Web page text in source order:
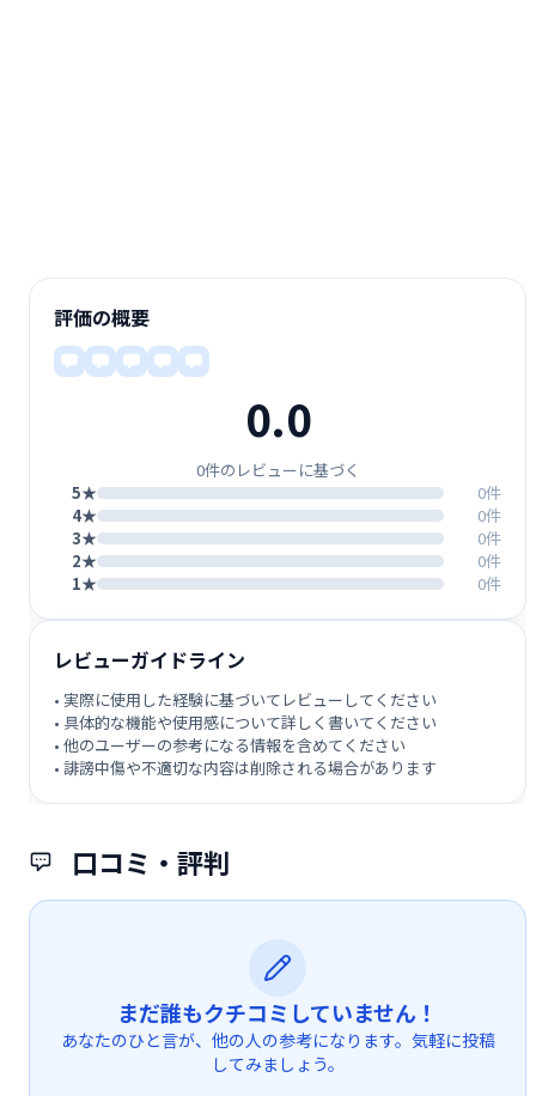
口コミ・評判
まだ誰もクチコミしていません！
あなたのひと言が、他の人の参考になります。気軽に投稿
してみましょう。
評価の概要
0.0
0件のレビューに基づく
5★
0件
4★
0件
3★
0件
2★
0件
1★
0件
レビューガイドライン
• 実際に使用した経験に基づいてレビューしてください
• 具体的な機能や使用感について詳しく書いてください
• 他のユーザーの参考になる情報を含めてください
• 誹謗中傷や不適切な内容は削除される場合があります